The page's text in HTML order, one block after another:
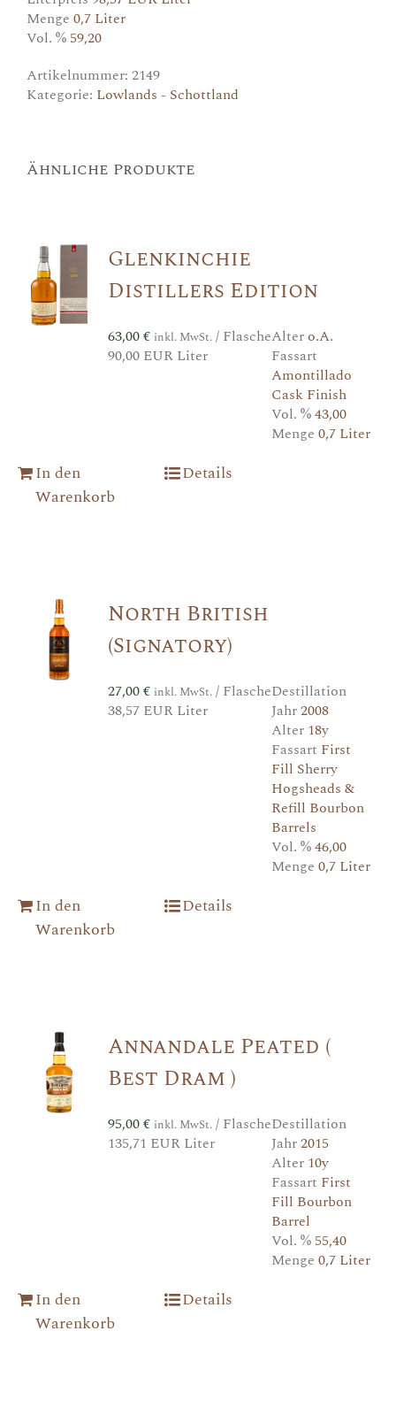
Menge 0,7 Liter
Vol. % 59,20
Artikelnummer: 2149
Kategorie: Lowlands - Schottland
Ähnliche Produkte
Glenkinchie
Distillers Edition
63,00€ inkl. MwSt./ Flasche
90,00 EUR Liter
Altero.A.
Fassart
Amontillado
Cask Finish
Vol. %43,00
Menge 0,7 Liter
In den
Warenkorb
Details
North British
(Signatory)
27,00€ inkl. MwSt./ Flasche
38,57 EUR Liter
Destillation
Jahr2008
Alter 18y
Fassart First
Fill Sherry
Hogsheads &
Refill Bourbon
Barrels
Vol. %46,00
Menge 0,7 Liter
In den
Warenkorb
Details
Annandale Peated (
Best Dram )
95,00€ inkl. MwSt./ Flasche
135,71 EUR Liter
Destillation
Jahr2015
Alter 10y
Fassart First
Fill Bourbon
Barrel
Vol. % 55,40
Menge 0,7 Liter
In den
Warenkorb
Details